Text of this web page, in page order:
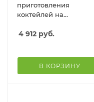
приготовления
коктейлей на
4 912 руб.
В КОРЗИНУ